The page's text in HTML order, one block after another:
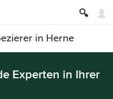
in Herne
Experten in Ihrer